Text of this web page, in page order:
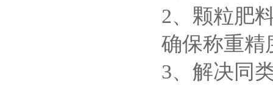
2、颗粒肥
确保称重精
3、解决同